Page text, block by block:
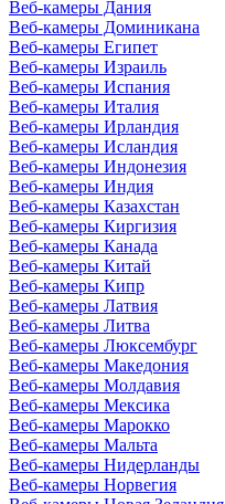
Веб-камеры Дания
Веб-камеры Доминикана
Веб-камеры Египет
Веб-камеры Израиль
Веб-камеры Испания
Веб-камеры Италия
Веб-камеры Ирландия
Веб-камеры Исландия
Веб-камеры Индонезия
Веб-камеры Индия
Веб-камеры Казахстан
Веб-камеры Киргизия
Веб-камеры Канада
Веб-камеры Китай
Веб-камеры Кипр
Веб-камеры Латвия
Веб-камеры Литва
Веб-камеры Люксембург
Веб-камеры Македония
Веб-камеры Молдавия
Веб-камеры Мексика
Веб-камеры Марокко
Веб-камеры Мальта
Веб-камеры Нидерланды
Веб-камеры Норвегия